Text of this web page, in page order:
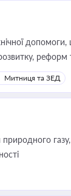
допомоги,
реформ
Митниця та ЗЕД
природного